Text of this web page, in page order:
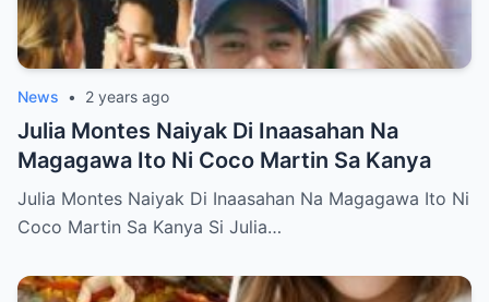
News • 2 years ago
Julia Montes Naiyak Di Inaasahan Na
Magagawa Ito Ni Coco Martin Sa Kanya
Julia Montes Naiyak Di Inaasahan Na Magagawa Ito Ni
Coco Martin Sa Kanya Si Julia…